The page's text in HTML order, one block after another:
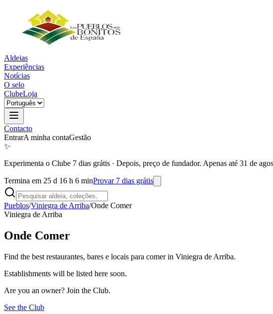
Aldeias
Experiências
Notícias
O selo
ClubeLoja
Contacto
EntrarA minha contaGestão
✨
Experimenta o Clube 7 dias grátis · Depois, preço de fundador. Apenas até 31 de
Termina em 25 d 16 h 6 minProvar 7 dias grátis
Pueblos/Viniegra de Arriba/Onde Comer
Viniegra de Arriba
Onde Comer
Find the best restaurantes, bares e locais para comer in Viniegra de Arriba.
Establishments will be listed here soon.
Are you an owner? Join the Club.
See the Club